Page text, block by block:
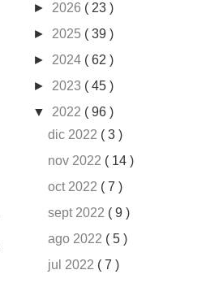
► 2026 ( 23 )
► 2025 ( 39 )
► 2024 ( 62 )
► 2023 ( 45 )
▼ 2022 ( 96 )
dic 2022 ( 3 )
nov 2022 ( 14 )
oct 2022 ( 7 )
sept 2022 ( 9 )
ago 2022 ( 5 )
jul 2022 ( 7 )